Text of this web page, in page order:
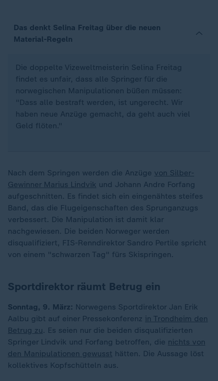
Das denkt Selina Freitag über die neuen
Material-Regeln
Die doppelte Vizeweltmeisterin Selina Freitag
findet es unfair, dass alle Springer für die
norwegischen Manipulationen büßen müssen:
"Dass alle bestraft werden, ist ungerecht. Wir
haben neue Anzüge gemacht, da geht auch viel
Geld flöten."
Nach dem Springen werden die Anzüge von Silber-
Gewinner Marius Lindvik und Johann Andre Forfang
aufgeschnitten. Es findet sich ein eingenähtes steifes
Band, das die Flugeigenschaften des Sprunganzugs
verbessert. Die Manipulation ist damit klar
nachgewiesen. Die beiden Norweger werden
disqualifiziert, FIS-Renndirektor Sandro Pertile spricht
von einem "schwarzen Tag" fürs Skispringen.
Sportdirektor räumt Betrug ein
Sonntag, 9. März: Norwegens Sportdirektor Jan Erik
Aalbu gibt auf einer Pressekonferenz in Trondheim den
Betrug zu. Es seien nur die beiden disqualifizierten
Springer Lindvik und Forfang betroffen, die nichts von
den Manipulationen gewusst hätten. Die Aussage löst
kollektives Kopfschütteln aus.